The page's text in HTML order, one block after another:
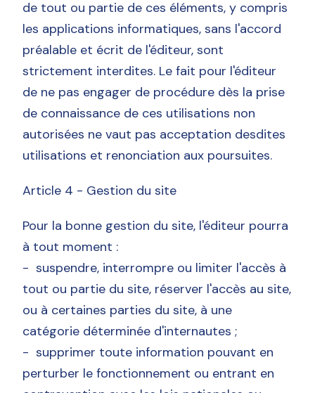
de tout ou partie de ces éléments, y compris
les applications informatiques, sans l'accord
préalable et écrit de l'éditeur, sont
strictement interdites. Le fait pour l'éditeur
de ne pas engager de procédure dès la prise
de connaissance de ces utilisations non
autorisées ne vaut pas acceptation desdites
utilisations et renonciation aux poursuites.
Article 4 - Gestion du site
Pour la bonne gestion du site, l'éditeur pourra
à tout moment :
- suspendre, interrompre ou limiter l'accès à
tout ou partie du site, réserver l'accès au site,
ou à certaines parties du site, à une
catégorie déterminée d'internautes ;
- supprimer toute information pouvant en
perturber le fonctionnement ou entrant en